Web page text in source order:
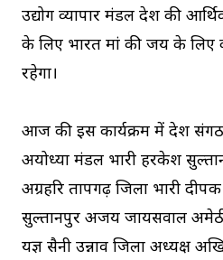
उद्योग व्यापार मंडल देश की
के लिए भारत मां की जय के लिए
रहेगा।
आज की इस कार्यक्रम में प्रदेश
अयोध्या मंडल प्रभारी हरकेश
अग्रहरि प्रतापगढ़ जिला प्रभारी
सुल्तानपुर अजय जायसवाल
यज्ञ सैनी उन्नाव जिला अध्यक्ष